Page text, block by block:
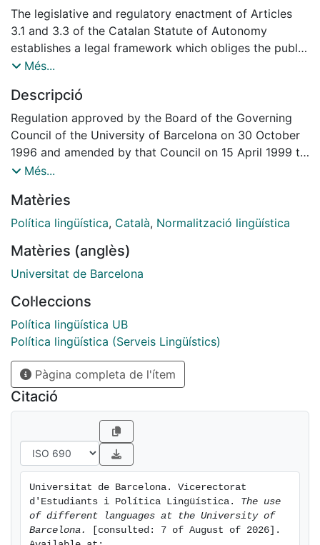
The legislative and regulatory enactment of Articles
3.1 and 3.3 of the Catalan Statute of Autonomy
establishes a legal framework which obliges the public
authorities of Catalonia to undertake the appropriate
language, also becomes the language employed by
Catalan public administrations.
Més...
Descripció
Regulation approved by the Board of the Governing
Council of the University of Barcelona on 30 October
1996 and amended by that Council on 15 April 1999 to
include the language planning competences granted to
policy of the Catalan government (Generalitat de
Catalunya).
http://hdl.handle.net/2445/20769 i la versió en castellà
a http://hdl.handle.net/2445/20782
Més...
Matèries
Política lingüística, Català, Normalització lingüística
Matèries (anglès)
Universitat de Barcelona
Col·leccions
Política lingüística UB
Política lingüística (Serveis Lingüístics)
Pàgina completa de l'ítem
Citació
Universitat de Barcelona. Vicerectorat
d'Estudiants i Política Lingüística. The use
of different languages at the University of
Barcelona.
[consulted: 7 of August of 2026].